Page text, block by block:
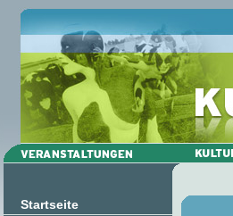
Startseite